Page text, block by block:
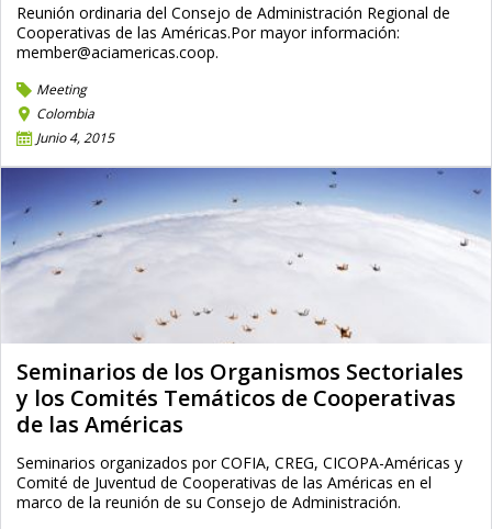
Reunión ordinaria del Consejo de Administración Regional de
Cooperativas de las Américas.Por mayor información:
member@aciamericas.coop.
Meeting
Colombia
Junio 4, 2015
Seminarios de los Organismos Sectoriales
y los Comités Temáticos de Cooperativas
de las Américas
Seminarios organizados por COFIA, CREG, CICOPA-Américas y
Comité de Juventud de Cooperativas de las Américas en el
marco de la reunión de su Consejo de Administración.